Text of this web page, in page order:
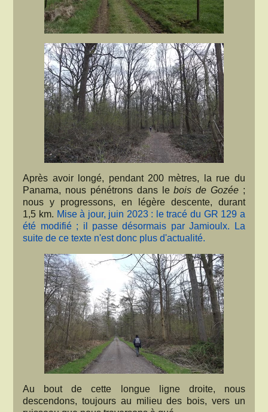
Après avoir longé, pendant 200 mètres, la rue du
Panama, nous pénétrons dans lebois de Gozée;
nous y progressons, en légère descente, durant
1,5 km. Mise à jour, juin 2023 : le tracé du GR 129 a
été modifié ; il passe désormais par Jamioulx. La
suite de ce texte n'est donc plus d'actualité.
Au bout de cette longue ligne droite, nous
descendons, toujours au milieu des bois, vers un